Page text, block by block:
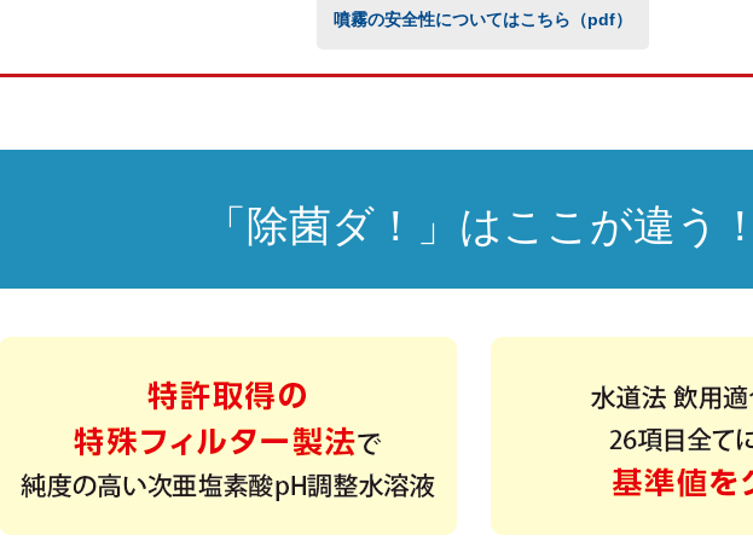
噴霧の安全性についてはこちら（pdf）
「除菌ダ！」はここが違う